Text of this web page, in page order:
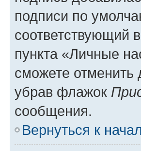
подписи по
соответствующий
пункта «Личные
сможете
убрав флажок
сообщения.
Вернуться к